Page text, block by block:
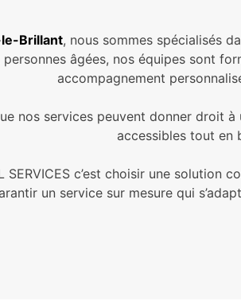
Brillant, nous sommes spécialisés
personnes âgées, nos équipes sont
accompagnement
nos services peuvent donner droit
accessibles tout en
SERVICES c’est choisir une
un service sur mesure qui